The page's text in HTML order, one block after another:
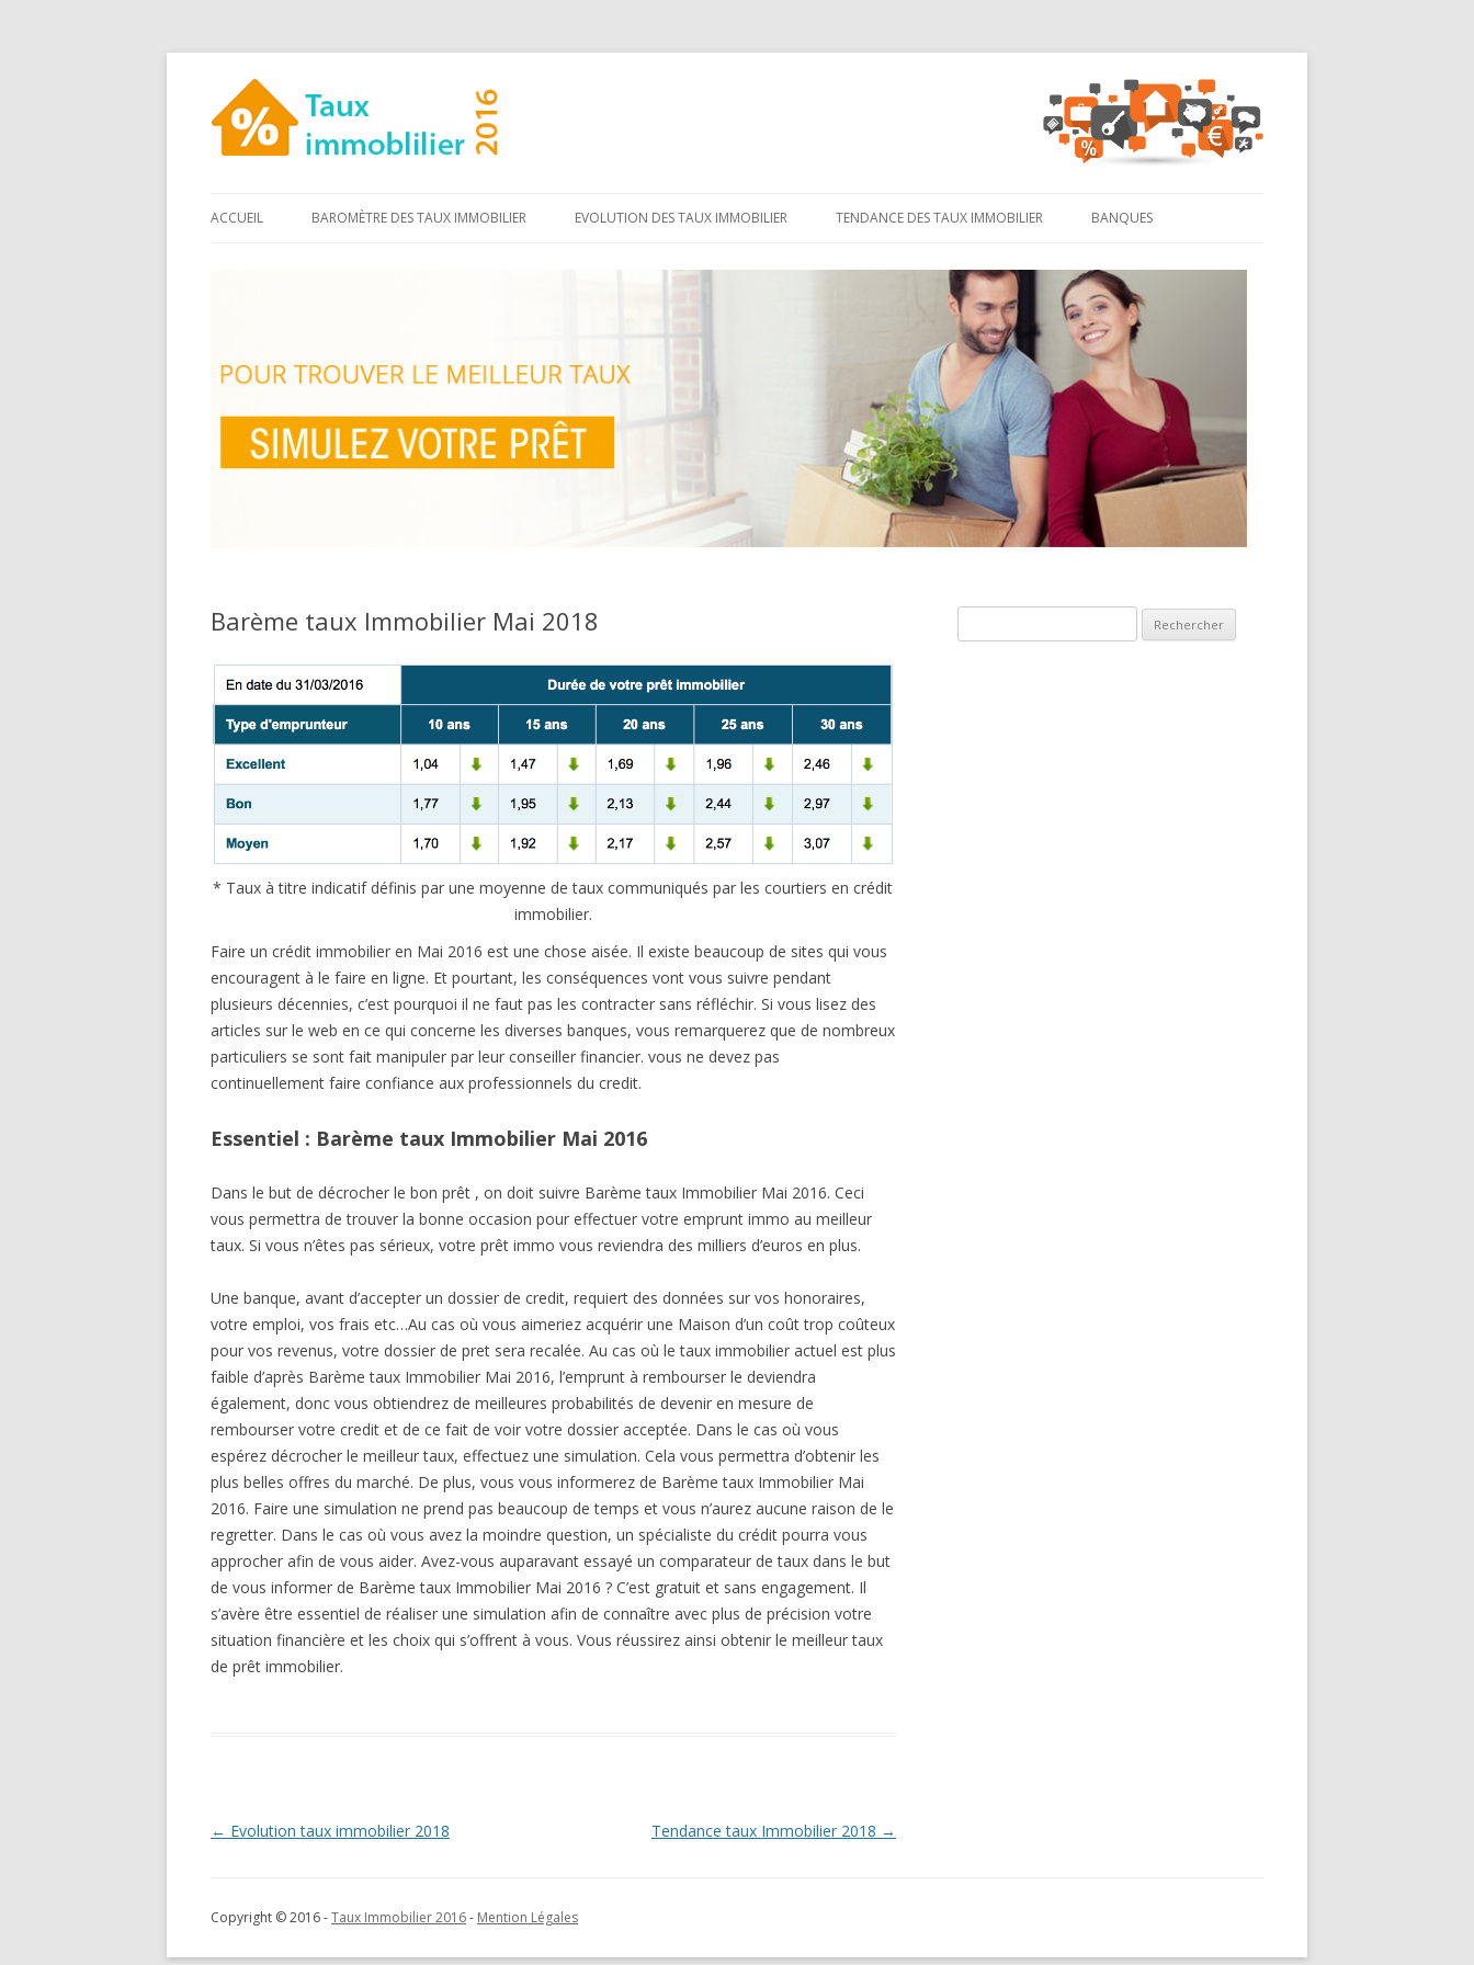
au
ACCUEIL BAROMÈTRE DES TAUX IMMOBILIER EVOLUTION DES TAUX IMMOBILIER TENDANCE DES TAUX IMMOBILIER BANQUES
Barème taux Immobilier Mai 2018
* Taux à titre indicatif définis par une moyenne de taux communiqués par les courtiers en crédit
immobilier.
Faire un crédit immobilier en Mai 2016 est une chose aisée. Il existe beaucoup de sites qui vous
encouragent à le faire en ligne. Et pourtant, les conséquences vont vous suivre pendant
plusieurs décennies, c’est pourquoi il ne faut pas les contracter sans réfléchir. Si vous lisez des
articles sur le web en ce qui concerne les diverses banques, vous remarquerez que de nombreux
particuliers se sont fait manipuler par leur conseiller financier. vous ne devez pas
continuellement faire confiance aux professionnels du credit.
Essentiel : Barème taux Immobilier Mai 2016
Dans le but de décrocher le bon prêt , on doit suivre Barème taux Immobilier Mai 2016. Ceci
vous permettra de trouver la bonne occasion pour effectuer votre emprunt immo au meilleur
taux. Si vous n’êtes pas sérieux, votre prêt immo vous reviendra des milliers d’euros en plus.
Une banque, avant d’accepter un dossier de credit, requiert des données sur vos honoraires,
votre emploi, vos frais etc…Au cas où vous aimeriez acquérir une Maison d’un coût trop coûteux
pour vos revenus, votre dossier de pret sera recalée. Au cas où le taux immobilier actuel est plus
faible d’après Barème taux Immobilier Mai 2016, l’emprunt à rembourser le deviendra
également, donc vous obtiendrez de meilleures probabilités de devenir en mesure de
rembourser votre credit et de ce fait de voir votre dossier acceptée. Dans le cas où vous
espérez décrocher le meilleur taux, effectuez une simulation. Cela vous permettra d’obtenir les
plus belles offres du marché. De plus, vous vous informerez de Barème taux Immobilier Mai
2016. Faire une simulation ne prend pas beaucoup de temps et vous n’aurez aucune raison de le
regretter. Dans le cas où vous avez la moindre question, un spécialiste du crédit pourra vous
approcher afin de vous aider. Avez-vous auparavant essayé un comparateur de taux dans le but
de vous informer de Barème taux Immobilier Mai 2016 ? C’est gratuit et sans engagement. Il
s’avère être essentiel de réaliser une simulation afin de connaître avec plus de précision votre
situation financière et les choix qui s’offrent à vous. Vous réussirez ainsi obtenir le meilleur taux
de prêt immobilier.
Navigation
← Evolution taux immobilier 2018 Tendance taux Immobilier 2018 →
Copyright © 2016 -Taux Immobilier 2016- Mention Légales